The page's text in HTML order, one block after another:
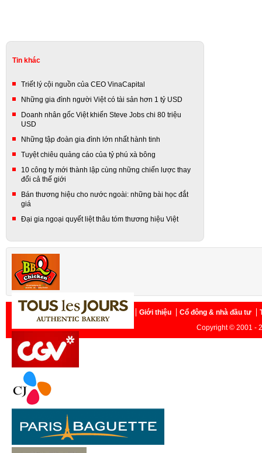
Tin khác
Triết lý cội nguồn của CEO VinaCapital
Những gia đình người Việt có tài sản hơn 1 tỷ USD
Doanh nhân gốc Việt khiến Steve Jobs chi 80 triệu
USD
Những tập đoàn gia đình lớn nhất hành tinh
Tuyệt chiêu quảng cáo của tỷ phú xà bông
10 công ty mới thành lập cùng những chiến lược thay
đổi cả thế giới
Bán thương hiệu cho nước ngoài: những bài học đắt
giá
Đại gia ngoại quyết liệt thâu tóm thương hiệu Việt
Trang chủ Giới thiệu Cổ đông & nhà đầu tư
Copyright © 2001 -